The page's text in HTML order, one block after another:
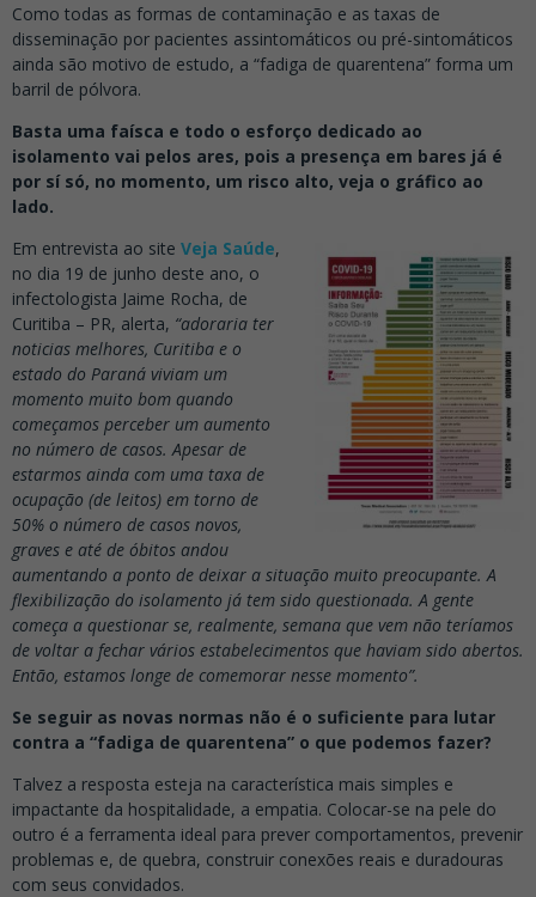
Como todas as formas de contaminação e as taxas de
disseminação por pacientes assintomáticos ou pré-sintomáticos
ainda são motivo de estudo, a “fadiga de quarentena” forma um
barril de pólvora.
Basta uma faísca e todo o esforço dedicado ao
isolamento vai pelos ares, pois a presença em bares já é
por sí só, no momento, um risco alto, veja o gráfico ao
lado.
Em entrevista ao site Veja Saúde,
no dia 19 de junho deste ano, o
infectologista Jaime Rocha, de
Curitiba – PR, alerta, “adoraria ter
noticias melhores, Curitiba e o
estado do Paraná viviam um
momento muito bom quando
começamos perceber um aumento
no número de casos. Apesar de
estarmos ainda com uma taxa de
ocupação (de leitos) em torno de
50% o número de casos novos,
graves e até de óbitos andou
aumentando a ponto de deixar a situação muito preocupante. A
flexibilização do isolamento já tem sido questionada. A gente
começa a questionar se, realmente, semana que vem não teríamos
de voltar a fechar vários estabelecimentos que haviam sido abertos.
Então, estamos longe de comemorar nesse momento”.
Se seguir as novas normas não é o suficiente para lutar
contra a “fadiga de quarentena” o que podemos fazer?
Talvez a resposta esteja na característica mais simples e
impactante da hospitalidade, a empatia. Colocar-se na pele do
outro é a ferramenta ideal para prever comportamentos, prevenir
problemas e, de quebra, construir conexões reais e duradouras
com seus convidados.